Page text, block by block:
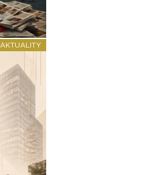
AKTUALITY